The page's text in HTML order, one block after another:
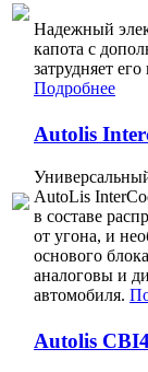
Надежный
капота с
затрудняет
Подробнее
Autolis
AutoLis
в составе
от угона, и
основого
аналоговы и
автомобиля.
Autolis